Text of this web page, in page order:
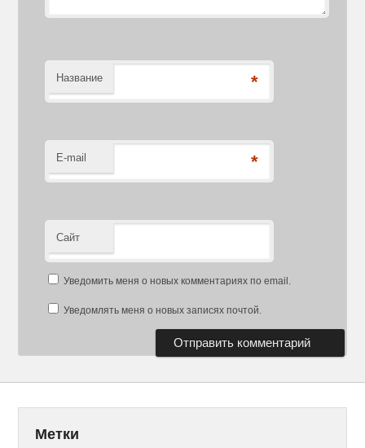
Название *
E-mail *
Сайт
Уведомить меня о новых комментариях по email.
Уведомлять меня о новых записях почтой.
Метки